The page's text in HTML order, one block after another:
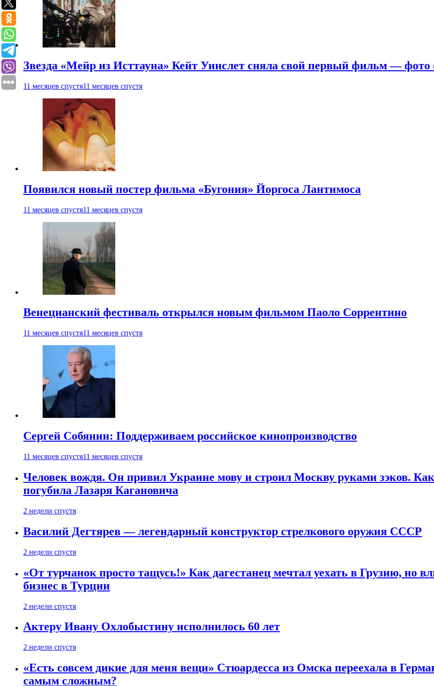
Звезда «Мейр из Исттауна» Кейт Уинслет сняла свой первый фильм — фото
11 месяцев спустя11 месяцев спустя
Появился новый постер фильма «Бугония» Йоргоса Лантимоса
11 месяцев спустя11 месяцев спустя
Венецианский фестиваль открылся новым фильмом Паоло Соррентино
11 месяцев спустя11 месяцев спустя
Сергей Собянин: Поддерживаем российское кинопроизводство
11 месяцев спустя11 месяцев спустя
Человек вождя. Он привил Украине мову и строил Москву руками зэков.
погубила Лазаря Кагановича
2 недели спустя
Василий Дегтярев — легендарный конструктор стрелкового оружия СССР
2 недели спустя
«От турчанок просто тащусь!» Как дагестанец мечтал уехать в Грузию, но
бизнес в Турции
2 недели спустя
Актеру Ивану Охлобыстину исполнилось 60 лет
2 недели спустя
«Есть совсем дикие для меня вещи» Стюардесса из Омска переехала в
самым сложным?